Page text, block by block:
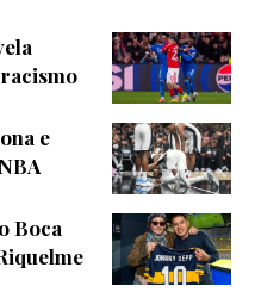
e
Boca